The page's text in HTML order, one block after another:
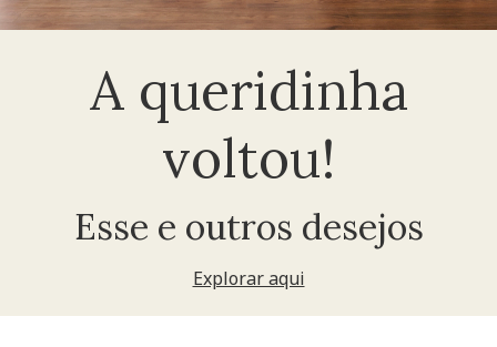
A queridinha
voltou!
Esse e outros desejos
Explorar aqui